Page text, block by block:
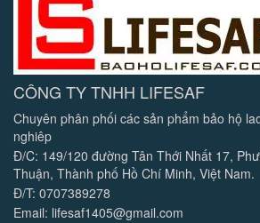
CÔNG TY TNHH LIFESAF
Chuyên phân phối các sản phẩm bảo hộ
nghiêp
Đ/C: 149/120 đường Tân Thới Nhất 17,
Thuận, Thành phố Hồ Chí Minh, Việt Nam.
Đ/T: 0707389278
Email: lifesaf1405@gmail.com